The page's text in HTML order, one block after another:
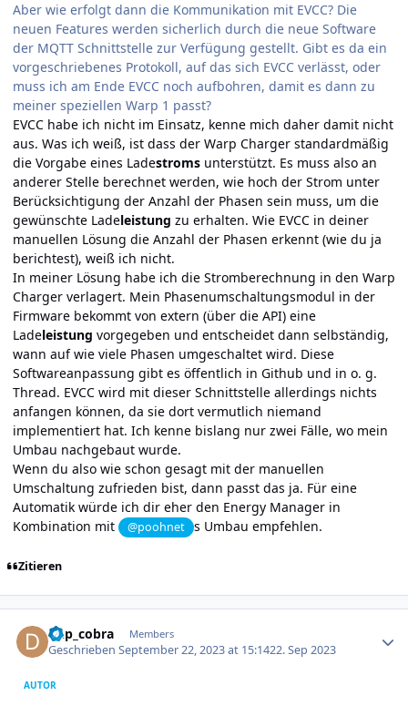
Aber wie erfolgt dann die Kommunikation mit EVCC? Die
neuen Features werden sicherlich durch die neue Software
der MQTT Schnittstelle zur Verfügung gestellt. Gibt es da ein
vorgeschriebenes Protokoll, auf das sich EVCC verlässt, oder
muss ich am Ende EVCC noch aufbohren, damit es dann zu
meiner speziellen Warp 1 passt?
EVCC habe ich nicht im Einsatz, kenne mich daher damit nicht
aus. Was ich weiß, ist dass der Warp Charger standardmäßig
die Vorgabe eines Ladestroms unterstützt. Es muss also an
anderer Stelle berechnet werden, wie hoch der Strom unter
Berücksichtigung der Anzahl der Phasen sein muss, um die
gewünschte Ladeleistung zu erhalten. Wie EVCC in deiner
manuellen Lösung die Anzahl der Phasen erkennt (wie du ja
berichtest), weiß ich nicht.
In meiner Lösung habe ich die Stromberechnung in den Warp
Charger verlagert. Mein Phasenumschaltungsmodul in der
Firmware bekommt von extern (über die API) eine
Ladeleistung vorgegeben und entscheidet dann selbständig,
wann auf wie viele Phasen umgeschaltet wird. Diese
Softwareanpassung gibt es öffentlich in Github und in o. g.
Thread. EVCC wird mit dieser Schnittstelle allerdings nichts
anfangen können, da sie dort vermutlich niemand
implementiert hat. Ich kenne bislang nur zwei Fälle, wo mein
Umbau nachgebaut wurde.
Wenn du also wie schon gesagt mit der manuellen
Umschaltung zufrieden bist, dann passt das ja. Für eine
Automatik würde ich dir eher den Energy Manager in
Kombination mit
@poohnet s Umbau empfehlen.
Zitieren
dkp_cobra Members
GeschriebenSeptember 22, 2023 at 15:1422. Sep 2023
AUTOR